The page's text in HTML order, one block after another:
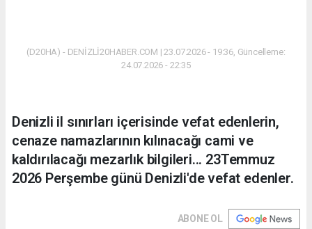
(D20HA) - DENİZLİ20HABER.COM | 23.07.2026 - 19:36, Güncelleme:
24.07.2026 - 22:35
Denizli il sınırları içerisinde vefat edenlerin,
cenaze namazlarının kılınacağı cami ve
kaldırılacağı mezarlık bilgileri... 23Temmuz
2026 Perşembe günü Denizli'de vefat edenler.
ABONE OL